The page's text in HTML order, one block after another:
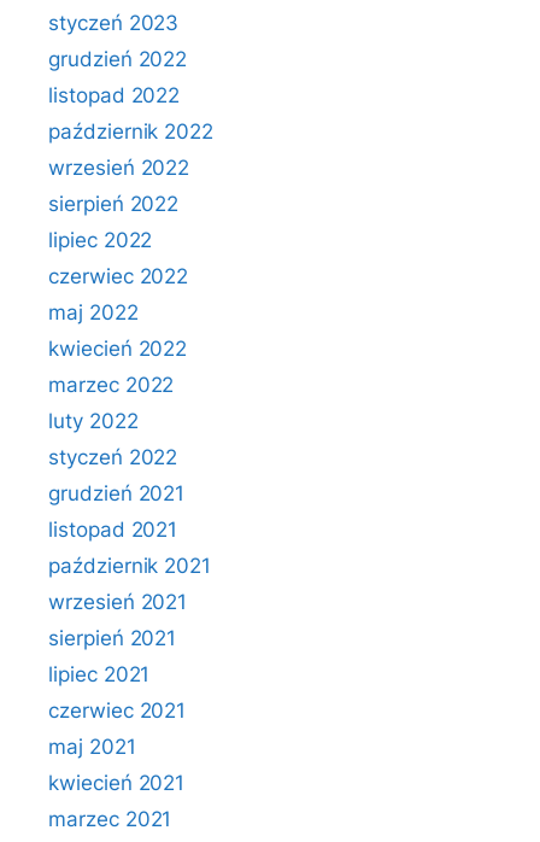
styczeń 2023
grudzień 2022
listopad 2022
październik 2022
wrzesień 2022
sierpień 2022
lipiec 2022
czerwiec 2022
maj 2022
kwiecień 2022
marzec 2022
luty 2022
styczeń 2022
grudzień 2021
listopad 2021
październik 2021
wrzesień 2021
sierpień 2021
lipiec 2021
czerwiec 2021
maj 2021
kwiecień 2021
marzec 2021